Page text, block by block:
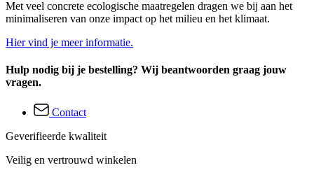
Met veel concrete ecologische maatregelen dragen we bij aan het
minimaliseren van onze impact op het milieu en het klimaat.
Hier vind je meer informatie.
Hulp nodig bij je bestelling? Wij beantwoorden graag jouw
vragen.
Contact
Geverifieerde kwaliteit
Veilig en vertrouwd winkelen